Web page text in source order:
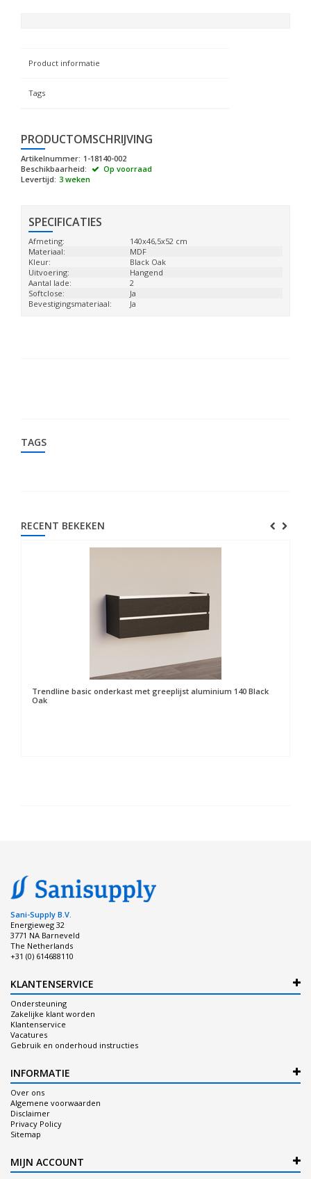
Product informatie
Tags
PRODUCTOMSCHRIJVING
Artikelnummer: 1-18140-002
Beschikbaarheid:
Op voorraad
Levertijd: 3 weken
SPECIFICATIES
Afmeting:
140x46,5x52 cm
Materiaal:
MDF
Kleur:
Black Oak
Uitvoering:
Hangend
Aantal lade:
2
Softclose:
Ja
Bevestigingsmateriaal:
Ja
TAGS
RECENT BEKEKEN
Trendline basic onderkast met greeplijst aluminium 140 Black
Oak
Sani-Supply B.V.
Energieweg 32
3771 NA Barneveld
The Netherlands
+31 (0) 614688110
KLANTENSERVICE
Ondersteuning
Zakelijke klant worden
Klantenservice
Vacatures
Gebruik en onderhoud instructies
INFORMATIE
Over ons
Algemene voorwaarden
Disclaimer
Privacy Policy
Sitemap
MIJN ACCOUNT